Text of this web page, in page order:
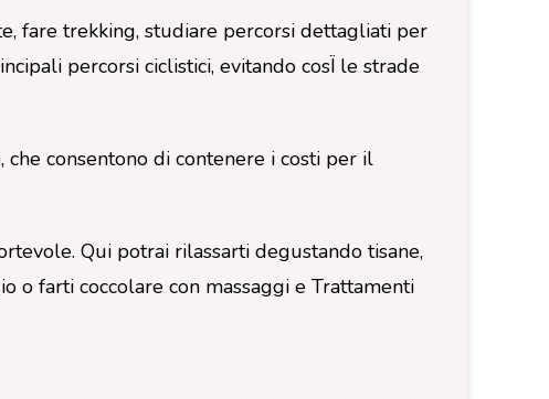
fare trekking, studiare percorsi dettagliati per
percorsi ciclistici, evitando cosÏ le strade
consentono di contenere i costi per il
Qui potrai rilassarti degustando tisane,
o farti coccolare con massaggi e Trattamenti